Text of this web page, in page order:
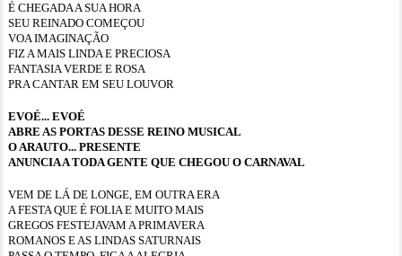
É CHEGADA A SUA HORA
SEU REINADO COMEÇOU
VOA IMAGINAÇÃO
FIZ A MAIS LINDA E PRECIOSA
FANTASIA VERDE E ROSA
PRA CANTAR EM SEU LOUVOR
EVOÉ... EVOÉ
ABRE AS PORTAS DESSE REINO MUSICAL
O ARAUTO... PRESENTE
ANUNCIA A TODA GENTE QUE CHEGOU O CARNAVAL
VEM DE LÁ DE LONGE, EM OUTRA ERA
A FESTA QUE É FOLIA E MUITO MAIS
GREGOS FESTEJAVAM A PRIMAVERA
ROMANOS E AS LINDAS SATURNAIS